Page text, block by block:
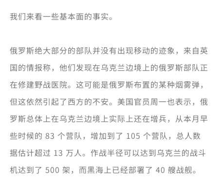
我们来看一些基本面的事实。
俄罗斯绝大部分的部队并没有出现移动的迹象，来自英
国的情报称，他们发现在乌克兰边境上的俄罗斯部队正
在修建野战医院。这可能是俄罗斯布置的某种烟雾弹，
但这依然引起了西方的不安。美国官员周一也表示，俄
罗斯总体上在乌克兰边境上实际上还在增兵，从本月早
些时候的 83 个营队，增加到了 105 个营队，总人数
据估计超过 13 万人。作战半径可以达到乌克兰的战斗
机达到了 500 架，而黑海上已经部署了 40 艘战舰。